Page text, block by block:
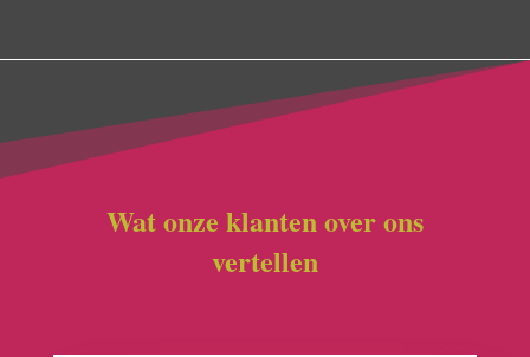
Wat onze klanten over ons
vertellen